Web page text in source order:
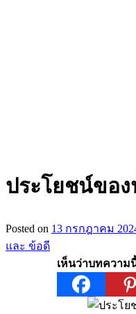
ประโยชน์ขอ
Posted on 13 กรกฎาคม
และ ข้อดี
เห็นว่าบทความ